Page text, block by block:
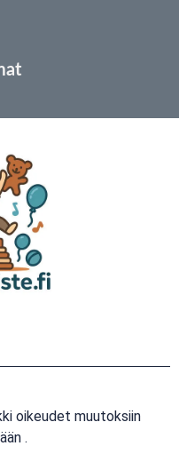
oikeudet muutoksiin
.